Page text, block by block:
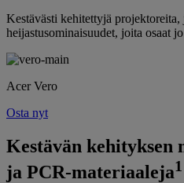
Kestävästi kehitettyjä
heijastusominaisuudet, joita osaat
Acer Vero
Osta nyt
Kestävän kehityksen
ja PCR-materiaaleja1